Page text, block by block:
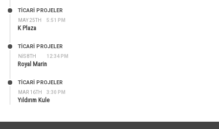
MAY 25TH 5:51 PM
TİCARİ PROJELER
K Plaza
NIS 8TH 12:34 PM
TİCARİ PROJELER
Royal Marin
MAR 16TH 3:30 PM
TİCARİ PROJELER
Yıldırım Kule